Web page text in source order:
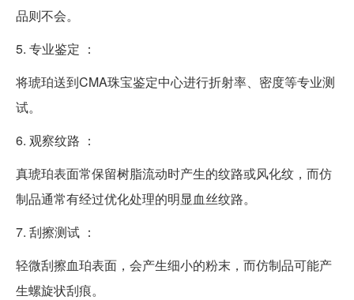
品则不会。
5. 专业鉴定 ：
将琥珀送到CMA珠宝鉴定中心进行折射率、密度等专业测
试。
6. 观察纹路 ：
真琥珀表面常保留树脂流动时产生的纹路或风化纹，而仿
制品通常有经过优化处理的明显血丝纹路。
7. 刮擦测试 ：
轻微刮擦血珀表面，会产生细小的粉末，而仿制品可能产
生螺旋状刮痕。